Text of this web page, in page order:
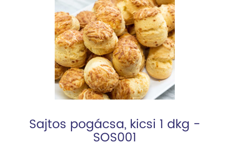
Sajtos pogácsa, kicsi 1 dkg -
SOS001